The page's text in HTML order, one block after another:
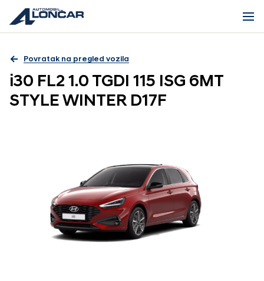
Povratak na pregled vozila
i30 FL2 1.0 TGDI 115 ISG 6MT
STYLE WINTER D17F